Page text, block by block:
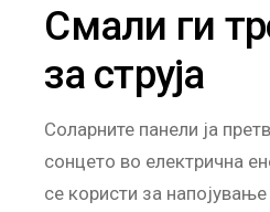
Смали ги
за струја
Соларните панели ја
сонцето во електрична
се користи за